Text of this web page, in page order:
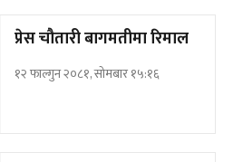
प्रेस चौतारी बागमतीमा रिमाल
१२ फाल्गुन २०८१, सोमबार १५:१६